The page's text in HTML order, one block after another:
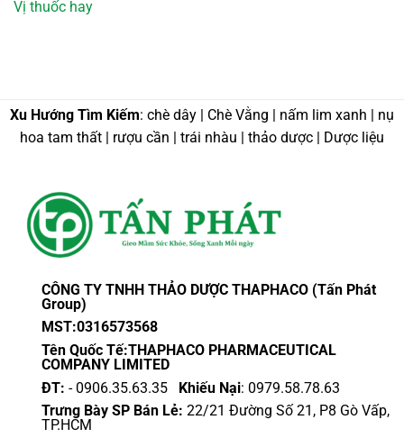
Vị thuốc hay
Xu Hướng Tìm Kiếm: chè dây | Chè Vằng | nấm lim xanh | nụ
hoa tam thất | rượu cần | trái nhàu | thảo dược | Dược liệu
CÔNG TY TNHH THẢO DƯỢC THAPHACO (Tấn Phát
Group)
MST:0316573568
Tên Quốc Tế:THAPHACO PHARMACEUTICAL
COMPANY LIMITED
ĐT: - 0906.35.63.35 Khiếu Nại: 0979.58.78.63
Trưng Bày SP Bán Lẻ: 22/21 Đường Số 21, P8 Gò Vấp,
TP.HCM